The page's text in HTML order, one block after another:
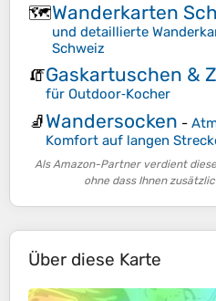
🗺️Wanderkarten
und detaillierte
Schweiz
🧯Gaskartuschen &
für Outdoor‑Kocher
🧦Wandersocken -
Komfort auf langen
Als Amazon-Partner verdient
ohne dass Ihnen
Über diese Karte